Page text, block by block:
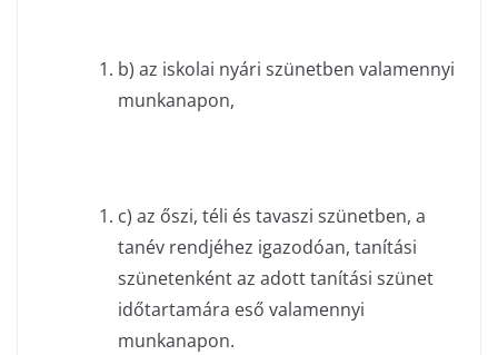
b) az iskolai nyári szünetben valamennyi
munkanapon,
c) az őszi, téli és tavaszi szünetben, a
tanév rendjéhez igazodóan, tanítási
szünetenként az adott tanítási szünet
időtartamára eső valamennyi
munkanapon.